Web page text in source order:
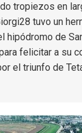
tropiezos en
tuvo un
hipódromo de
felicitar a su
el triunfo de